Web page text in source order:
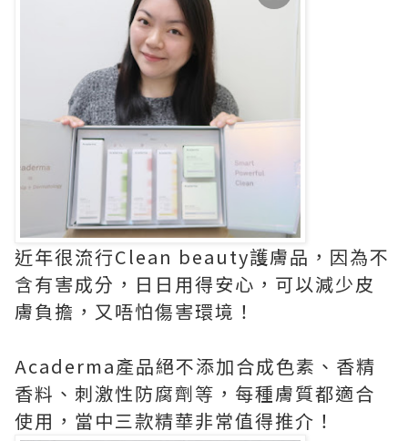
近年很流行Clean beauty護膚品，因為不
含有害成分，日日用得安心，可以減少皮
膚負擔，又唔怕傷害環境！
Acaderma產品絕不添加合成色素、香精
香料、刺激性防腐劑等，每種膚質都適合
使用，當中三款精華非常值得推介！